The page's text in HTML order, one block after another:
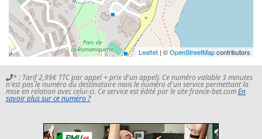
Leaflet | ©OpenStreetMapcontributors
* : Tarif 2,99€ TTC par appel + prix d'un appel). Ce numéro valable 3 minutes
n'est pas le numéro du destinataire mais le numéro d'un service permettant la
mise en relation avec celui-ci. Ce service est édité par le site france-bet.comEn
savoir plus sur ce numéro ?